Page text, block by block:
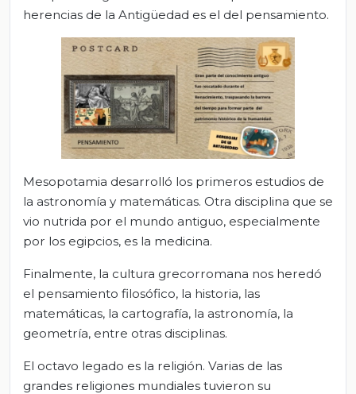
herencias de la Antigüedad es el del pensamiento.
Mesopotamia desarrolló los primeros estudios de
la astronomía y matemáticas. Otra disciplina que se
vio nutrida por el mundo antiguo, especialmente
por los egipcios, es la medicina.
Finalmente, la cultura grecorromana nos heredó
el pensamiento filosófico, la historia, las
matemáticas, la cartografía, la astronomía, la
geometría, entre otras disciplinas.
El octavo legado es la religión. Varias de las
grandes religiones mundiales tuvieron su